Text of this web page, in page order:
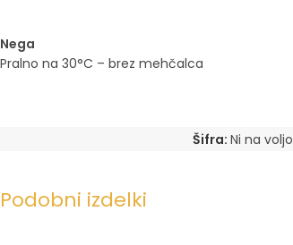
Nega
Pralno na 30°C – brez mehčalca
Šifra: Ni na voljo
Podobni izdelki